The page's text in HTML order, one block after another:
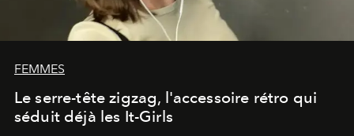
FEMMES
Le serre-tête zigzag, l'accessoire rétro qui
séduit déjà les It-Girls